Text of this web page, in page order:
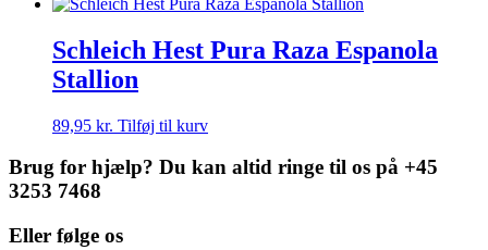
Schleich Hest Pura Raza Espanola
Stallion
89,95 kr. Tilføj til kurv
Brug for hjælp? Du kan altid ringe til os på +45
3253 7468
Eller følge os